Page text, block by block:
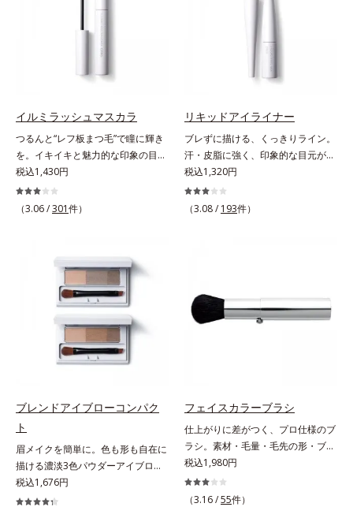
ボコやザラつき、肌色のムラを光で
整え、肌本来の魅力を引き出し、印
象をランクアップさせます。日本人
男性の肌色に合わせた色設計で、ど
んな肌色でも自然な仕上がりを叶え
肌に、うるおいを与えつつ皮脂分泌
をコントロールするスキンケア成分
を配合。夕方までベタつき＆乾燥知
らずの、清潔感のある肌が続きま
す。さらにSPF20・PA++の紫外線カ
ット効果で、日常シーンの紫外線を
カット。洗顔料で簡単に落とすこと
です。【ご使用方法】スキンケアの
後、適量（パール1～2粒大程度）を
とり、顔全体に少量ずつムラなくの
ばします。
のだから、肌へのやさしさも考慮
配合しています。
イルミラッシュマスカラ
つるんと“レフ板まつ毛”で瞳に輝き
を。イキイキと魅力的な印象の目元
へ。“レフ板まつ毛”で瞳に光を映り
込ませ、印象的な目元に魅せるマス
カラです。特殊な板状の粉体がまつ
す。さらに、ロングとボリューム、
服や気分に合わせて1本で2つの仕上
がりが楽しめる2wayブラシを採用
しました。ひと塗りでまつ毛を根元
から持ち上げて、美しくセパレート
させ、瞳への輝きをサポートしま
タイプながら、お湯だけで簡単にオ
税込1,430円
（3.06 /301件）
リキッドアイライナー
ブレずに描ける、くっきりライン。
汗・皮脂に強く、印象的な目元が続
く。なめらかなタッチでブレずに美
しいラインが簡単に描ける、リキッ
ドタイプのアイライナーです。シャ
汗や皮脂にも強く、落ちにくい処方
ながら、お湯でらくらくオフ(*)でき
税込1,320円
（3.08 / 193件）
ブレンドアイブローコンパク
ト
眉メイクを簡単に。色も形も自在に
描ける濃淡3色パウダーアイブロ
ー。眉は髪の色に合わせると自然。
濃淡3色セットなら、混ぜ方次第で
税込1,676円
フェイスカラーブラシ
仕上がりに差がつく、プロ仕様のブ
ラシ。素材・毛量・毛先の形・ブラ
シの幅、すべてにメイクしやすさを
追求。テクニックいらずで簡単にプ
ロ並みの仕上がりに。機能性の高さ
税込1,980円
（3.16 /55件）